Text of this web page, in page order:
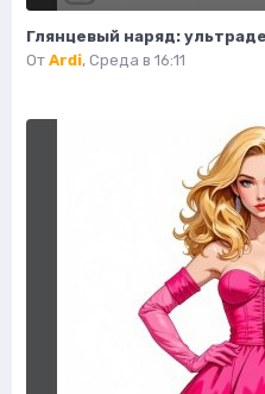
От Ardi, Среда в 16:11